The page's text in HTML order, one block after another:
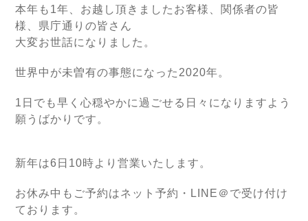
本年も1年、お越し頂きましたお客様、関係者の皆
様、県庁通りの皆さん
大変お世話になりました。
世界中が未曽有の事態になった2020年。
1日でも早く心穏やかに過ごせる日々になりますよう
願うばかりです。
新年は6日10時より営業いたします。
お休み中もご予約はネット予約・LINE＠で受け付け
ております。